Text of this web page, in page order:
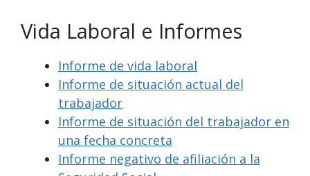
Vida Laboral e Informes
Informe de vida laboral
Informe de situación actual del
trabajador
Informe de situación del trabajador en
una fecha concreta
Informe negativo de afiliación a la